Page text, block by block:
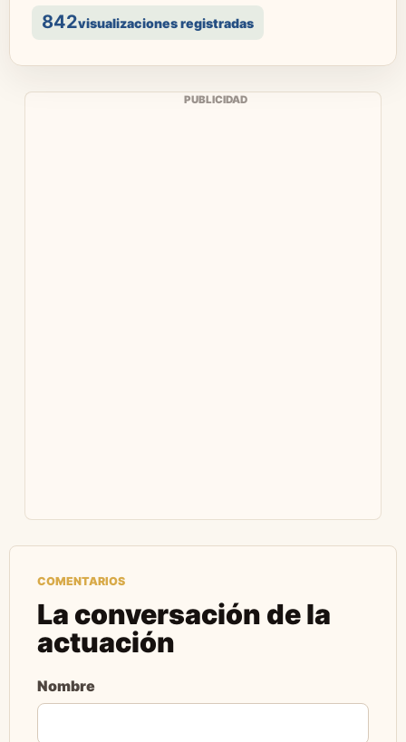
842visualizaciones registradas
PUBLICIDAD
COMENTARIOS
La conversación de la
actuación
Nombre